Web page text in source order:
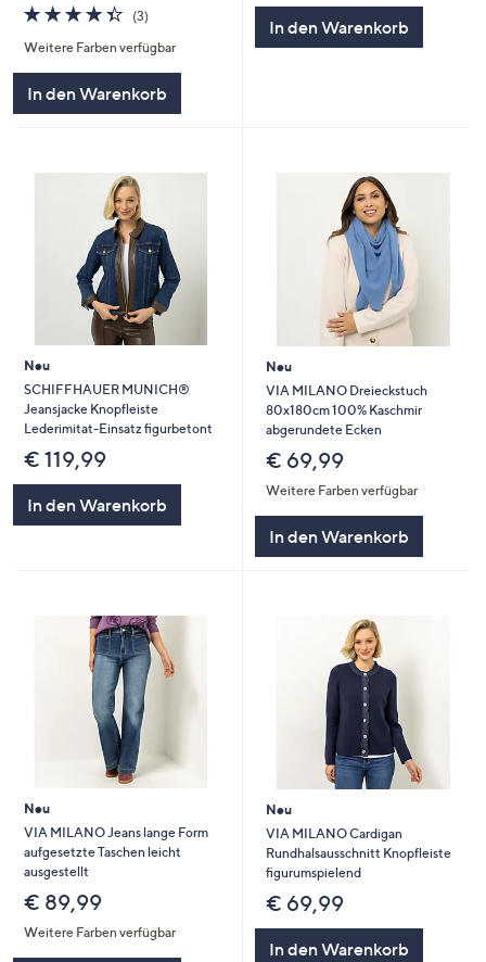
4.3
von
5
(3)3
Weitere Farben verfügbar
In den Warenkorb
In den Warenkorb
Neu
SCHIFFHAUER MUNICH®
Jeansjacke Knopfleiste
Lederimitat-Einsatz figurbetont
€ 119,99
In den Warenkorb
Neu
VIA MILANO Dreieckstuch
80x180cm 100% Kaschmir
abgerundete Ecken
€ 69,99
Weitere Farben verfügbar
In den Warenkorb
Neu
VIA MILANO Jeans lange Form
aufgesetzte Taschen leicht
ausgestellt
€ 89,99
Weitere Farben verfügbar
Neu
VIA MILANO Cardigan
Rundhalsausschnitt Knopfleiste
figurumspielend
€ 69,99
In den Warenkorb